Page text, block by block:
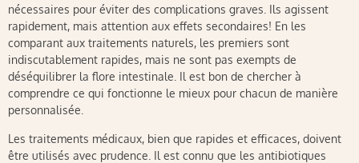
nécessaires pour éviter des complications graves. Ils agissent
rapidement, mais attention aux effets secondaires! En les
comparant aux traitements naturels, les premiers sont
indiscutablement rapides, mais ne sont pas exempts de
déséquilibrer la flore intestinale. Il est bon de chercher à
comprendre ce qui fonctionne le mieux pour chacun de manière
personnalisée.
Les traitements médicaux, bien que rapides et efficaces, doivent
être utilisés avec prudence. Il est connu que les antibiotiques